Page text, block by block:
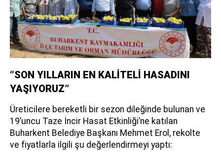
“SON YILLARIN EN KALİTELİ HASADINI
YAŞIYORUZ”
Üreticilere bereketli bir sezon dileğinde bulunan ve
19’uncu Taze İncir Hasat Etkinliği’ne katılan
Buharkent Belediye Başkanı Mehmet Erol, rekolte
ve fiyatlarla ilgili şu değerlendirmeyi yaptı: